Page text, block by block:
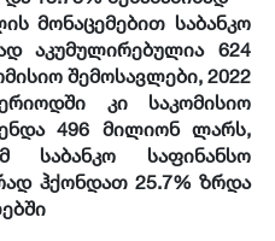
მონაცემებით საბანკო
აკუმულირებულია 624
შემოსავლები, 2022
კი საკომისიო
496 მილიონ ლარს,
საბანკო საფინანსო
ჰქონდათ 25.7% ზრდა